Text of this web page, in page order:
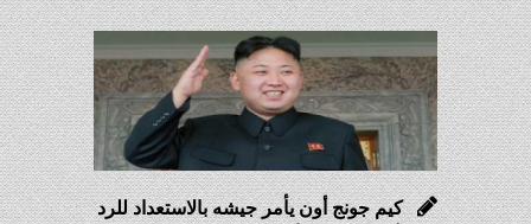
كيم جونج أون يأمر جيشه بالاستعداد للرد